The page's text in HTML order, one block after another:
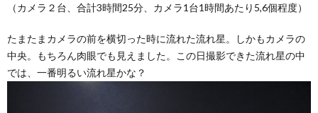
（カメラ２台、合計3時間25分、カメラ1台1時間あたり5,6個程度）
たまたまカメラの前を横切った時に流れた流れ星。しかもカメラの
中央。もちろん肉眼でも見えました。この日撮影できた流れ星の中
では、一番明るい流れ星かな？